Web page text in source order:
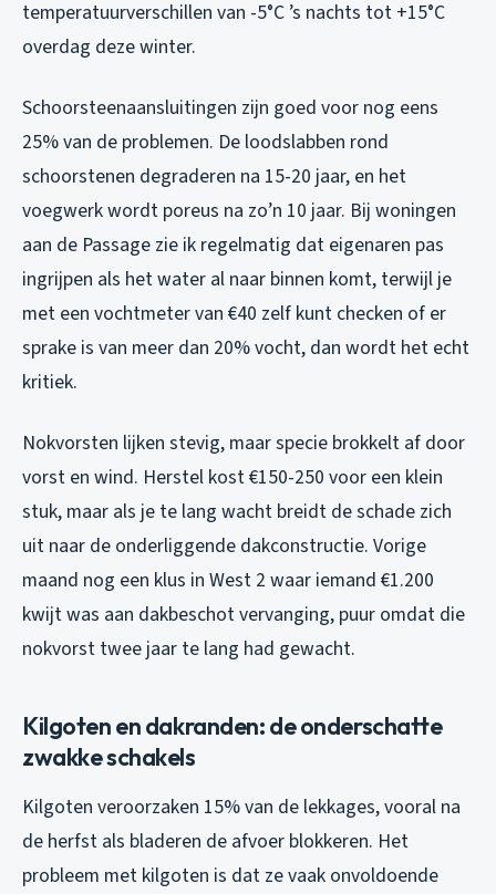
temperatuurverschillen van -5°C ’s nachts tot +15°C
overdag deze winter.
Schoorsteenaansluitingen zijn goed voor nog eens
25% van de problemen. De loodslabben rond
schoorstenen degraderen na 15-20 jaar, en het
voegwerk wordt poreus na zo’n 10 jaar. Bij woningen
aan de Passage zie ik regelmatig dat eigenaren pas
ingrijpen als het water al naar binnen komt, terwijl je
met een vochtmeter van €40 zelf kunt checken of er
sprake is van meer dan 20% vocht, dan wordt het echt
kritiek.
Nokvorsten lijken stevig, maar specie brokkelt af door
vorst en wind. Herstel kost €150-250 voor een klein
stuk, maar als je te lang wacht breidt de schade zich
uit naar de onderliggende dakconstructie. Vorige
maand nog een klus in West 2 waar iemand €1.200
kwijt was aan dakbeschot vervanging, puur omdat die
nokvorst twee jaar te lang had gewacht.
Kilgoten en dakranden: de onderschatte
zwakke schakels
Kilgoten veroorzaken 15% van de lekkages, vooral na
de herfst als bladeren de afvoer blokkeren. Het
probleem met kilgoten is dat ze vaak onvoldoende